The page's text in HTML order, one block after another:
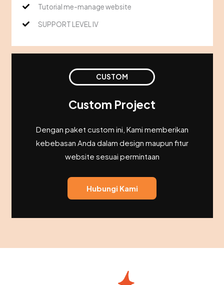
Tutorial me-manage website
SUPPORT LEVEL IV
CUSTOM
Custom Project
Dengan paket custom ini, Kami memberikan
kebebasan Anda dalam design maupun fitur
website sesuai permintaan
Hubungi Kami